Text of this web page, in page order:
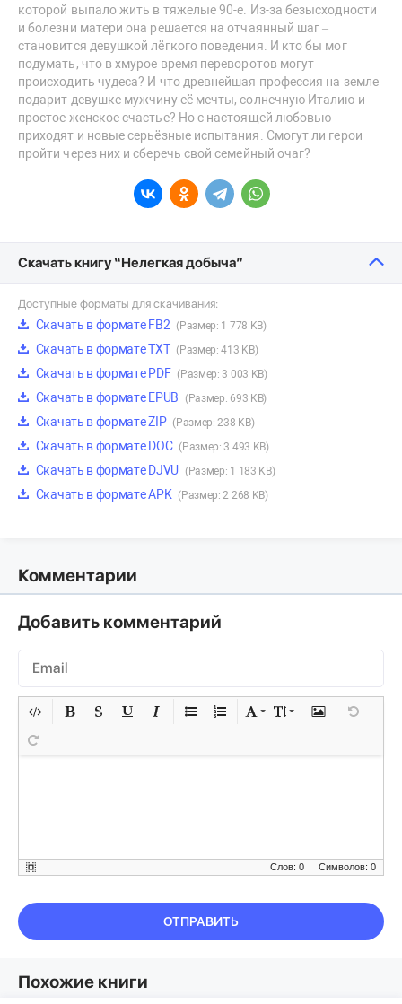
которой выпало жить в тяжелые 90-е. Из-за безысходности
и болезни матери она решается на отчаянный шаг –
становится девушкой лёгкого поведения. И кто бы мог
подумать, что в хмурое время переворотов могут
происходить чудеса? И что древнейшая профессия на земле
подарит девушке мужчину её мечты, солнечную Италию и
простое женское счастье? Но с настоящей любовью
приходят и новые серьёзные испытания. Смогут ли герои
пройти через них и сберечь свой семейный очаг?
Скачать книгу “Нелегкая добыча”
Доступные форматы для скачивания:
Скачать в формате FB2 (Размер: 1 778 KB)
Скачать в формате TXT (Размер: 413 KB)
Скачать в формате PDF (Размер: 3 003 KB)
Скачать в формате EPUB (Размер: 693 KB)
Скачать в формате ZIP (Размер: 238 KB)
Скачать в формате DOC (Размер: 3 493 KB)
Скачать в формате DJVU (Размер: 1 183 KB)
Скачать в формате APK (Размер: 2 268 KB)
Комментарии
Добавить комментарий
Символов: 0
Слов: 0
ОТПРАВИТЬ
Похожие книги